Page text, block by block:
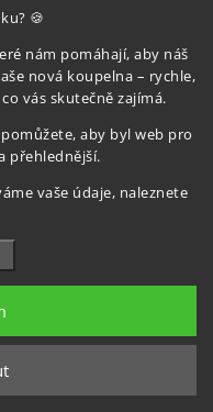
🍪
nám pomáhají, aby náš
nová koupelna – rychle,
vás skutečně zajímá.
aby byl web pro
přehlednější.
vaše údaje, naleznete
DRAGON
dveře
(expedice do 3
16 050 Kč
%